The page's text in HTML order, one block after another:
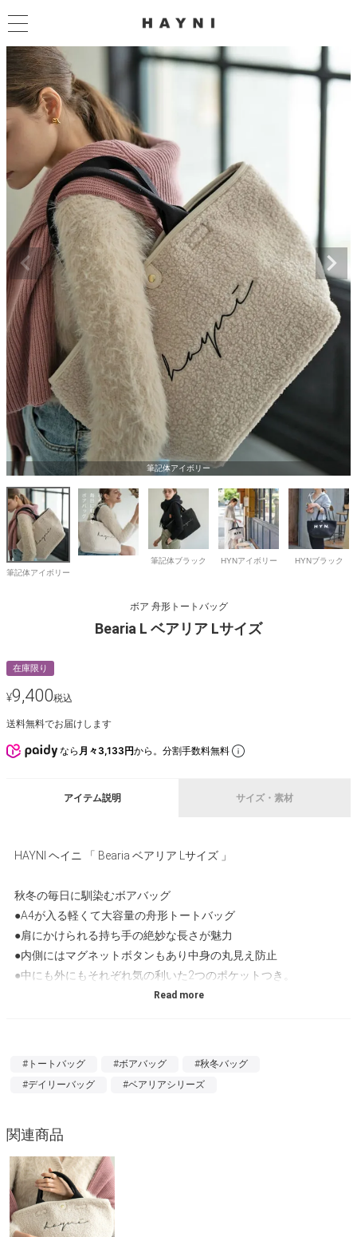
筆記体アイボリー
筆記体アイボリー
筆記体ブラック HYNアイボリー HYNブラック
ボア 舟形トートバッグ
Bearia L ベアリア Lサイズ
在庫限り
¥9,400税込
送料無料でお届けします
なら 月々3,133円から。分割手数料無料
アイテム説明 サイズ・素材
HAYNI ヘイニ 「 Bearia ベアリア Lサイズ 」
秋冬の毎日に馴染むボアバッグ
●A4が入る軽くて大容量の舟形トートバッグ
●肩にかけられる持ち手の絶妙な長さが魅力
●内側にはマグネットボタンもあり中身の丸見え防止
●中にも外にもそれぞれ気の利いた2つのポケットつき。
＞ベアリアSサイズはこちら
#トートバッグ #ボアバッグ
#秋冬バッグ
#デイリーバッグ
#ベアリアシリーズ
関連商品